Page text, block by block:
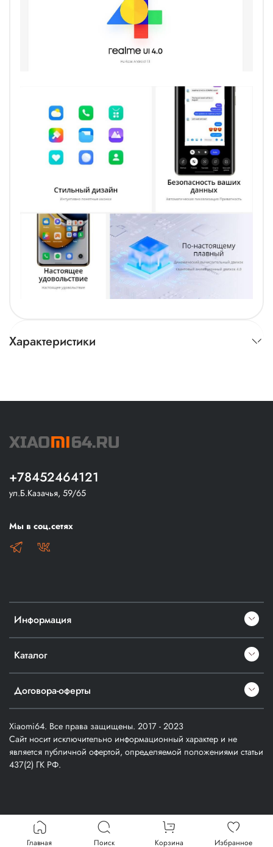
Характеристики
Информация
Каталог
Договора-оферты
+78452464121
ул.Б.Казачья, 59/65
Мы в соц.сетях
Xiaomi64. Все права защищены. 2017 - 2023
Сайт носит исключительно информационный характер и не
является публичной офертой, определяемой положениями статьи
437(2) ГК РФ.
Главная Поиск Корзина Избранное
Verification: a1cfd914357403f3